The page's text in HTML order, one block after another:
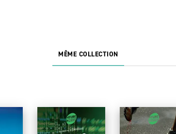
MÊME COLLECTION